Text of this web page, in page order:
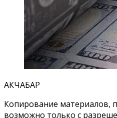
АКЧАБАР
Копирование материалов,
возможно только с